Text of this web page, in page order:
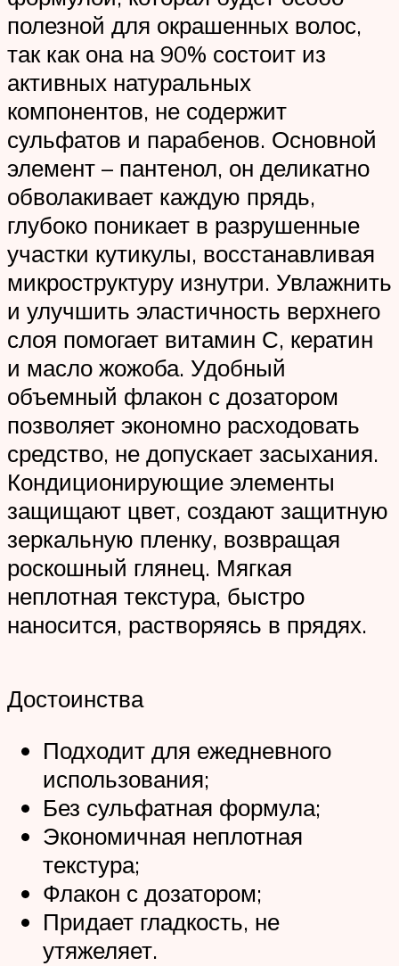
полезной для окрашенных волос,
так как она на 90% состоит из
активных натуральных
компонентов, не содержит
сульфатов и парабенов. Основной
элемент – пантенол, он деликатно
обволакивает каждую прядь,
глубоко поникает в разрушенные
участки кутикулы, восстанавливая
микроструктуру изнутри. Увлажнить
и улучшить эластичность верхнего
слоя помогает витамин С, кератин
и масло жожоба. Удобный
объемный флакон с дозатором
позволяет экономно расходовать
средство, не допускает засыхания.
Кондиционирующие элементы
защищают цвет, создают защитную
зеркальную пленку, возвращая
роскошный глянец. Мягкая
неплотная текстура, быстро
наносится, растворяясь в прядях.
Достоинства
Подходит для ежедневного
использования;
Без сульфатная формула;
Экономичная неплотная
текстура;
Флакон с дозатором;
Придает гладкость, не
утяжеляет.